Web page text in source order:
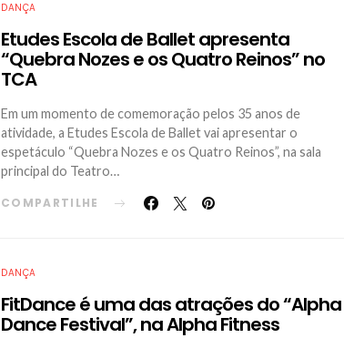
DANÇA
Etudes Escola de Ballet apresenta
“Quebra Nozes e os Quatro Reinos” no
TCA
Em um momento de comemoração pelos 35 anos de
atividade, a Etudes Escola de Ballet vai apresentar o
espetáculo “Quebra Nozes e os Quatro Reinos”, na sala
principal do Teatro…
COMPARTILHE
DANÇA
FitDance é uma das atrações do “Alpha
Dance Festival”, na Alpha Fitness